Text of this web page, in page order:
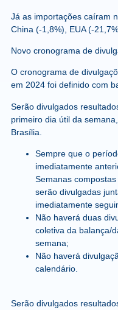
Já as importações caíram
China (-1,8%), EUA (-
Novo cronograma de
O cronograma de
em 2024 foi definido com
Serão divulgados
primeiro dia útil da
Brasília.
Sempre que o
imediatamente
Semanas
serão divulgadas
imediatamente
Não haverá duas
coletiva da balança/
semana;
Não haverá
calendário.
Serão divulgados